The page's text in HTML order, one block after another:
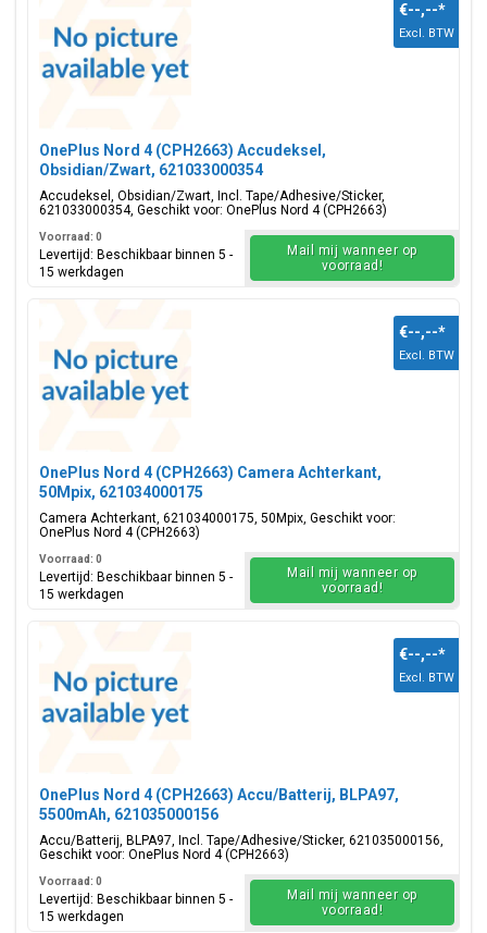
OnePlus Nord 4 (CPH2663) Accudeksel,
Obsidian/Zwart, 621033000354
Accudeksel, Obsidian/Zwart, Incl. Tape/Adhesive/Sticker,
621033000354, Geschikt voor: OnePlus Nord 4 (CPH2663)
€--,--*
Excl. BTW
Voorraad: 0
Levertijd: Beschikbaar binnen 5 -
15 werkdagen
Mail mij wanneer op
voorraad!
OnePlus Nord 4 (CPH2663) Camera Achterkant,
50Mpix, 621034000175
Camera Achterkant, 621034000175, 50Mpix, Geschikt voor:
OnePlus Nord 4 (CPH2663)
€--,--*
Excl. BTW
Voorraad: 0
Levertijd: Beschikbaar binnen 5 -
15 werkdagen
Mail mij wanneer op
voorraad!
OnePlus Nord 4 (CPH2663) Accu/Batterij, BLPA97,
5500mAh, 621035000156
Accu/Batterij, BLPA97, Incl. Tape/Adhesive/Sticker, 621035000156,
Geschikt voor: OnePlus Nord 4 (CPH2663)
€--,--*
Excl. BTW
Voorraad: 0
Levertijd: Beschikbaar binnen 5 -
15 werkdagen
Mail mij wanneer op
voorraad!